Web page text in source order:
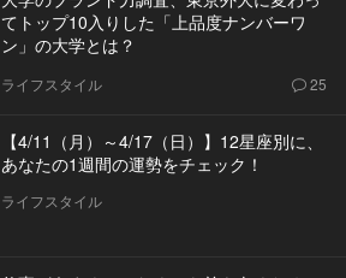
てトップ10入りした「上品度ナンバーワ
ン」の大学とは？
ライフスタイル 25
【4/11（月）～4/17（日）】12星座別に、
あなたの1週間の運勢をチェック！
ライフスタイル